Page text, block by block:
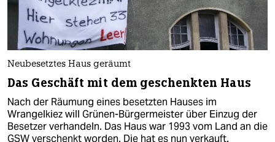
Neubesetztes Haus geräumt
Das Geschäft mit dem geschenkten Haus
Nach der Räumung eines besetzten Hauses im
Wrangelkiez will Grünen-Bürgermeister über Einzug der
Besetzer verhandeln. Das Haus war 1993 vom Land an die
GSW verschenkt worden. Die hat es nun verkauft.